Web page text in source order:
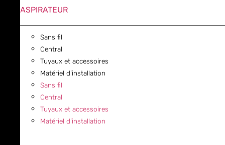
ASPIRATEUR
Sans fil
Central
Tuyaux et accessoires
Matériel d’installation
Sans fil
Central
Tuyaux et accessoires
Matériel d’installation